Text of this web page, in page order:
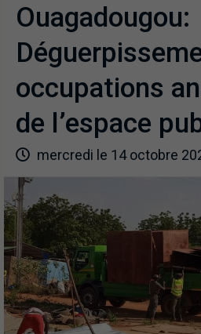
Ouagadougou:
occupations
de l’espace
mercredi le 14 octobre